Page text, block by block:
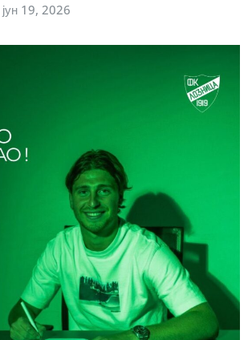
јун 19, 2026